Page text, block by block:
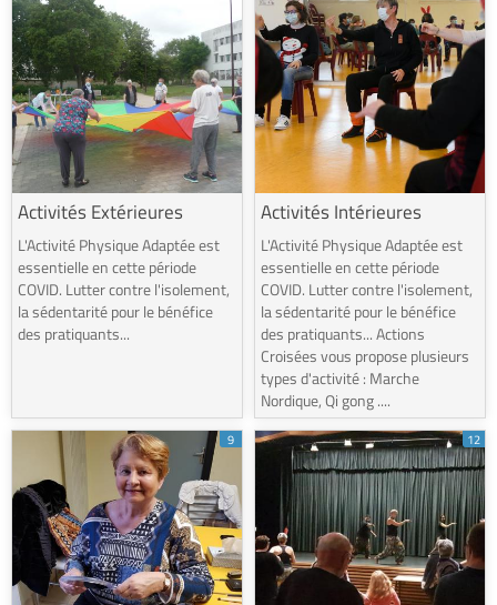
Activités Extérieures
L'Activité Physique Adaptée est
essentielle en cette période
COVID. Lutter contre l'isolement,
la sédentarité pour le bénéfice
des pratiquants...
Activités Intérieures
L'Activité Physique Adaptée est
essentielle en cette période
COVID. Lutter contre l'isolement,
la sédentarité pour le bénéfice
des pratiquants... Actions
Croisées vous propose plusieurs
types d'activité : Marche
Nordique, Qi gong ....
9 12